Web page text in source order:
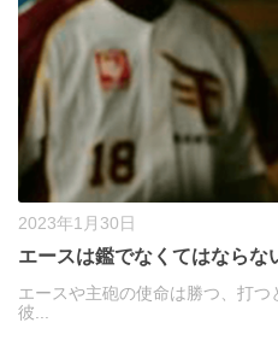
2023年1月30日
エースは鑑でなくてはならな
エースや主砲の使命は勝つ、打つ
彼...